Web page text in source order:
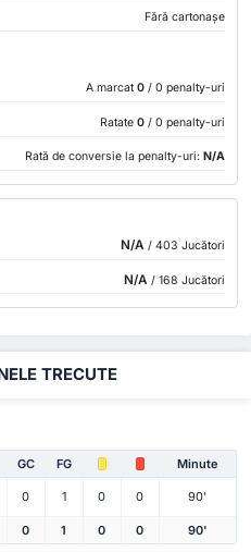
Fără cartonașe
A marcat 0 / 0 penalty-uri
Ratate 0 / 0 penalty-uri
Rată de conversie la penalty-uri: N/A
N/A / 403 Jucători
N/A / 168 Jucători
TRECUTE
GC FG Minute
0 1 0 0 90'
0 1 0 0 90'